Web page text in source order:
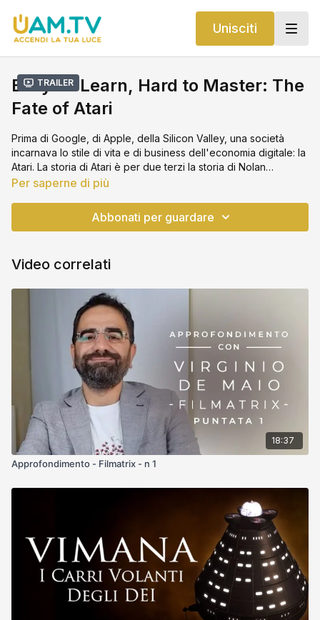
Unisciti
Trailer
Easy To Learn, Hard to Master: The
Fate of Atari
Prima di Google, di Apple, della Silicon Valley, una società
incarnava lo stile di vita e di business dell'economia digitale: la
Atari. La storia di Atari è per due terzi la storia di Nolan
Bushnell, fondatore e visionario, e un terzo del primo e
rivoluzione dei Personal Computer cambiasse il mondo
introdotto il mondo digitale alla coscienza di massa.
Per saperne di più
Abbonati per guardare
Video correlati
18:37
Approfondimento - Filmatrix - n 1